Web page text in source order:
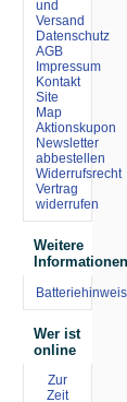
und
Versand
Datenschutz
AGB
Impressum
Kontakt
Site
Map
Aktionskupon
Newsletter
abbestellen
Widerrufsrecht
Vertrag
widerrufen
Weitere
Batteriehinweis
Wer ist
online
Zur
Zeit